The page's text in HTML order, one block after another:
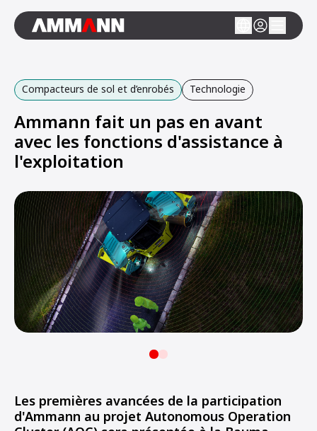
Compacteurs de sol et d’enrobés Technologie
Ammann fait un pas en avant
avec les fonctions d'assistance à
l'exploitation
Les premières avancées de la participation
d'Ammann au projet Autonomous Operation